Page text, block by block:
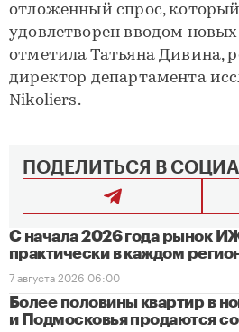
отложенный спрос,
удовлетворен вводом
отметила Татьяна Дивина,
директор департамента
Nikoliers.
ПОДЕЛИТЬСЯ В
С начала 2026 года рынок
практически в каждом
7 августа 2026 06:00
Более половины квартир в
и Подмосковья продаются